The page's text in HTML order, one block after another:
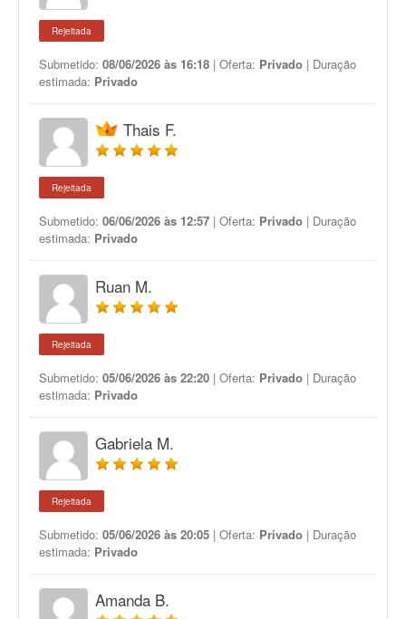
Rejeitada
Submetido: 08/06/2026 às 16:18 | Oferta: Privado | Duração
estimada: Privado
Thais F.
Rejeitada
Submetido: 06/06/2026 às 12:57 | Oferta: Privado | Duração
estimada: Privado
Ruan M.
Rejeitada
Submetido: 05/06/2026 às 22:20 | Oferta: Privado | Duração
estimada: Privado
Gabriela M.
Rejeitada
Submetido: 05/06/2026 às 20:05 | Oferta: Privado | Duração
estimada: Privado
Amanda B.